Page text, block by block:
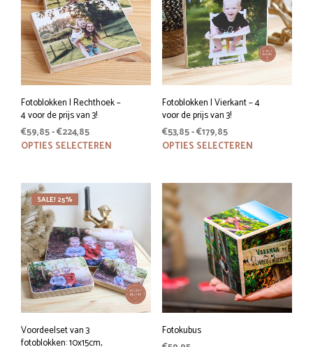
Fotoblokken | Rechthoek –
4 voor de prijs van 3!
€59,85-€224,85Prijsklasse:
€59,85
OPTIES SELECTEREN
meerdere
variaties.
Deze
optie
kan
gekozen
worden
de
Fotoblokken | Vierkant – 4
voor de prijs van 3!
€53,85-€179,85Prijsklasse:
€53,85
OPTIES SELECTEREN
Deze
optie
kan
op
de
SALE! 25%
Voordeelset van 3
fotoblokken: 10x15cm,
Fotokubus